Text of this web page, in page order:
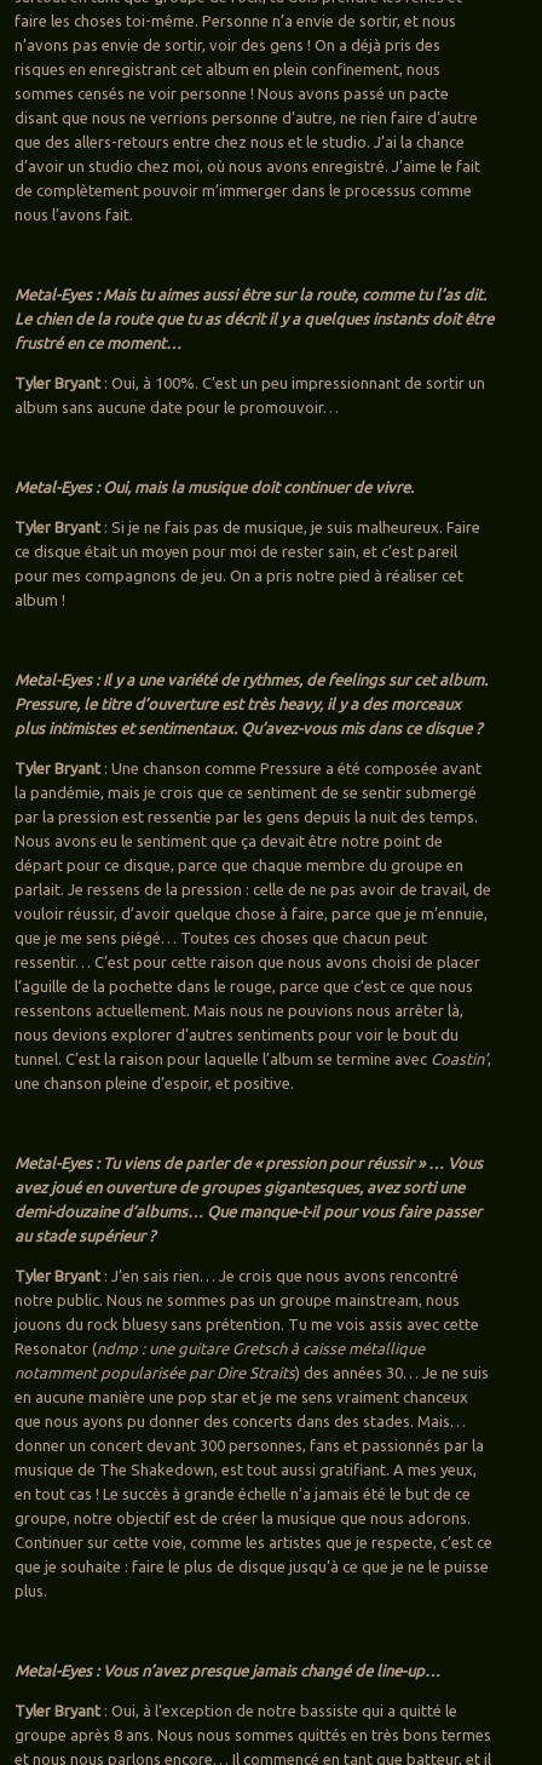
faire les choses toi-même. Personne n’a envie de sortir, et nous
n’avons pas envie de sortir, voir des gens ! On a déjà pris des
risques en enregistrant cet album en plein confinement, nous
sommes censés ne voir personne ! Nous avons passé un pacte
disant que nous ne verrions personne d’autre, ne rien faire d’autre
que des allers-retours entre chez nous et le studio. J’ai la chance
d’avoir un studio chez moi, où nous avons enregistré. J’aime le fait
de complètement pouvoir m’immerger dans le processus comme
nous l’avons fait.
Metal-Eyes : Mais tu aimes aussi être sur la route, comme tu l’as dit.
Le chien de la route que tu as décrit il y a quelques instants doit être
frustré en ce moment…
Tyler Bryant: Oui, à 100%. C’est un peu impressionnant de sortir un
album sans aucune date pour le promouvoir…
Metal-Eyes : Oui, mais la musique doit continuer de vivre.
Tyler Bryant: Si je ne fais pas de musique, je suis malheureux. Faire
ce disque était un moyen pour moi de rester sain, et c’est pareil
pour mes compagnons de jeu. On a pris notre pied à réaliser cet
album !
Metal-Eyes : Il y a une variété de rythmes, de feelings sur cet album.
Pressure, le titre d’ouverture est très heavy, il y a des morceaux
plus intimistes et sentimentaux. Qu’avez-vous mis dans ce disque ?
Tyler Bryant: Une chanson comme Pressure a été composée avant
la pandémie, mais je crois que ce sentiment de se sentir submergé
par la pression est ressentie par les gens depuis la nuit des temps.
Nous avons eu le sentiment que ça devait être notre point de
départ pour ce disque, parce que chaque membre du groupe en
parlait. Je ressens de la pression : celle de ne pas avoir de travail, de
vouloir réussir, d’avoir quelque chose à faire, parce que je m’ennuie,
que je me sens piégé… Toutes ces choses que chacun peut
ressentir… C’est pour cette raison que nous avons choisi de placer
l’aguille de la pochette dans le rouge, parce que c’est ce que nous
ressentons actuellement. Mais nous ne pouvions nous arrêter là,
nous devions explorer d’autres sentiments pour voir le bout du
tunnel. C’est la raison pour laquelle l’album se termine avec Coastin’,
une chanson pleine d’espoir, et positive.
Metal-Eyes : Tu viens de parler de « pression pour réussir » … Vous
avez joué en ouverture de groupes gigantesques, avez sorti une
demi-douzaine d’albums… Que manque-t-il pour vous faire passer
au stade supérieur ?
Tyler Bryant: J’en sais rien… Je crois que nous avons rencontré
notre public. Nous ne sommes pas un groupe mainstream, nous
jouons du rock bluesy sans prétention. Tu me vois assis avec cette
Resonator (ndmp : une guitare Gretsch à caisse métallique
notamment popularisée par Dire Straits) des années 30… Je ne suis
en aucune manière une pop star et je me sens vraiment chanceux
que nous ayons pu donner des concerts dans des stades. Mais…
donner un concert devant 300 personnes, fans et passionnés par la
musique de The Shakedown, est tout aussi gratifiant. A mes yeux,
en tout cas ! Le succès à grande échelle n’a jamais été le but de ce
groupe, notre objectif est de créer la musique que nous adorons.
Continuer sur cette voie, comme les artistes que je respecte, c’est ce
que je souhaite : faire le plus de disque jusqu’à ce que je ne le puisse
plus.
Metal-Eyes : Vous n’avez presque jamais changé de line-up…
Tyler Bryant: Oui, à l’exception de notre bassiste qui a quitté le
groupe après 8 ans. Nous nous sommes quittés en très bons termes
et nous nous parlons encore… Il commencé en tant que batteur, et il